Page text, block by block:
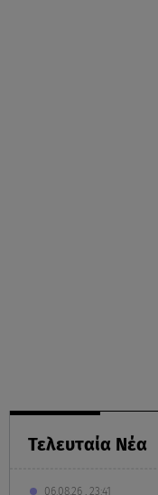
Τελευταία Νέα
06.08.26 , 23:41